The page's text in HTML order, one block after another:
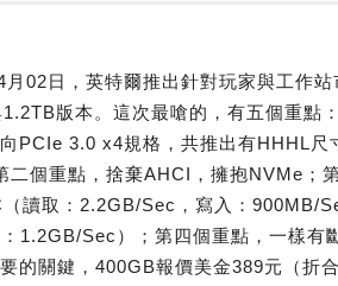
月02日，英特爾推出針對玩家與工作
版本。這次最嗆的，有五個重點
PCIe 3.0 x4規格，共推出有HHHL
二個重點，捨棄AHCI，擁抱NVMe；
讀取：2.2GB/Sec，寫入：900MB/
1.2GB/Sec）；第四個重點，一樣有
的關鍵，400GB報價美金389元（折